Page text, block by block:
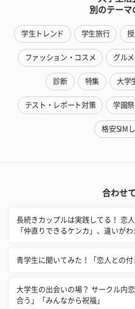
別のテーマ
学生トレンド 学生旅行
ファッション・コスメ グルメ
診断 特集 大学
テスト・レポート対策 学園祭
格安SIM
合わせ
長続きカップルは実践してる！ 恋
「仲直りできるケンカ」、違いが
青学生に聞いてみた！「恋人との付
大学生の出会いの場？ サークル内
合う」「みんなから祝福」